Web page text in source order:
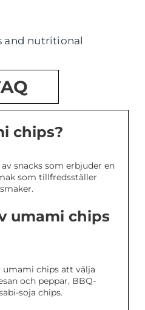
and nutritional
chips?
snacks som erbjuder en
som tillfredsställer
umami chips
umami chips att välja
och peppar, BBQ-
soja chips.